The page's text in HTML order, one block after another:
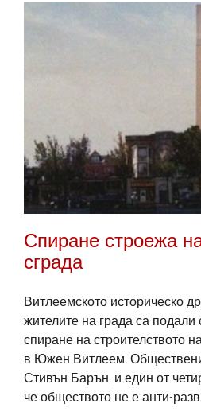
Спиране строежа
сграда
Витлеемското историческо
жителите на града са подали
спиране на строителството
в Южен Витлеем.
Стивън Барън, и един от
че обществото не е анти-